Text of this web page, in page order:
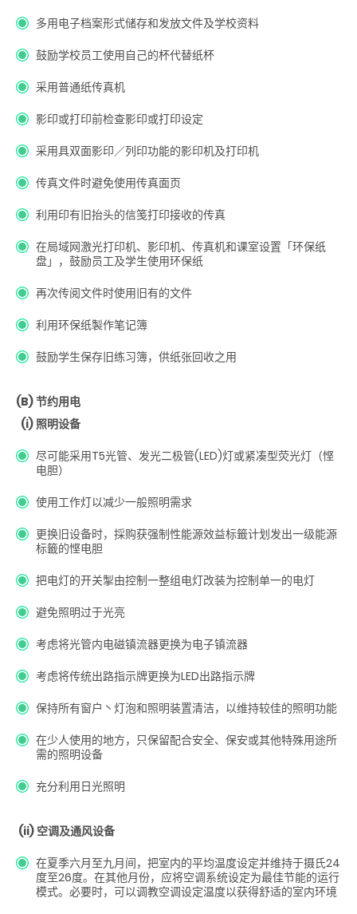
多用电子档案形式储存和发放文件及学校资料
鼓励学校员工使用自己的杯代替纸杯
采用普通纸传真机
影印或打印前检查影印或打印设定
采用具双面影印／列印功能的影印机及打印机
传真文件时避免使用传真面页
利用印有旧抬头的信笺打印接收的传真
在局域网激光打印机、影印机、传真机和课室设置「环保纸
盘」，鼓励员工及学生使用环保纸
再次传阅文件时使用旧有的文件
利用环保纸製作笔记簿
鼓励学生保存旧练习簿，供纸张回收之用
(B) 节约用电
(i) 照明设备
尽可能采用T5光管、发光二极管(LED)灯或紧凑型荧光灯（悭
电胆）
使用工作灯以减少一般照明需求
更换旧设备时，採购获强制性能源效益标籤计划发出一级能源
标籤的悭电胆
把电灯的开关掣由控制一整组电灯改装为控制单一的电灯
避免照明过于光亮
考虑将光管内电磁镇流器更换为电子镇流器
考虑将传统出路指示牌更换为LED出路指示牌
保持所有窗户丶灯泡和照明装置清洁，以维持较佳的照明功能
在少人使用的地方，只保留配合安全、保安或其他特殊用途所
需的照明设备
充分利用日光照明
(ii) 空调及通风设备
在夏季六月至九月间，把室内的平均温度设定并维持于摄氏24
度至26度。在其他月份，应将空调系统设定为最佳节能的运行
模式。必要时，可以调教空调设定温度以获得舒适的室内环境